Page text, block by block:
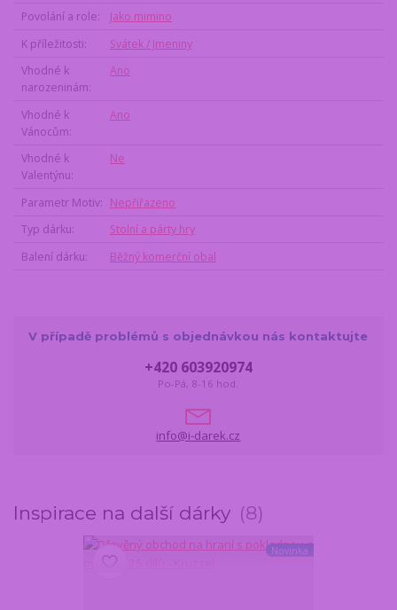
Povolání a role
Jako mimino
K příležitosti
Svátek / Jmeniny
Vhodné k
narozeninám
Ano
Vhodné k
Vánocům
Ano
Vhodné k
Valentýnu
Ne
Parametr Motiv
Nepřiřazeno
Typ dárku
Stolní a párty hry
Balení dárku
Běžný komerční obal
V případě problémů s objednávkou nás kontaktujte
+420 603920974
Po-Pá, 8-16 hod.
info@i-darek.cz
Inspirace na další dárky 8
Novinka